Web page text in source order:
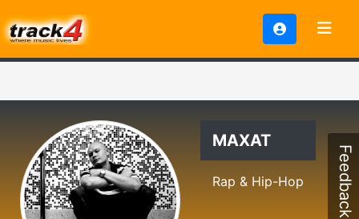
MAXAT
Rap & Hip-Hop Feedback